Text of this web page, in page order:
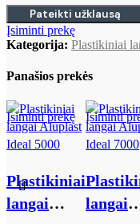
Pateikti užklausą
Įsiminti prekę
Kategorija: Plastikiniai
Panašios prekės
Įsiminti prekę
Plastikiniai
langai
Įsiminti
langai